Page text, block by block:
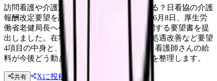
訪問看護や介護施設の給料はこれから上がる？日看協の介護
報酬改定要望を読む 日本看護協会は2026年6月8日、厚生労
働省老健局長へ令和9年度介護報酬改定に関する要望書を提
出しました。在宅・施設領域の看護職員の処遇改善など要望
4項目の中身と、訪問看護・介護施設で働く看護師さんの給
料が今後どう動き得るか、転職判断の材料を整理します。
共有 Xに投稿 投稿文コピー